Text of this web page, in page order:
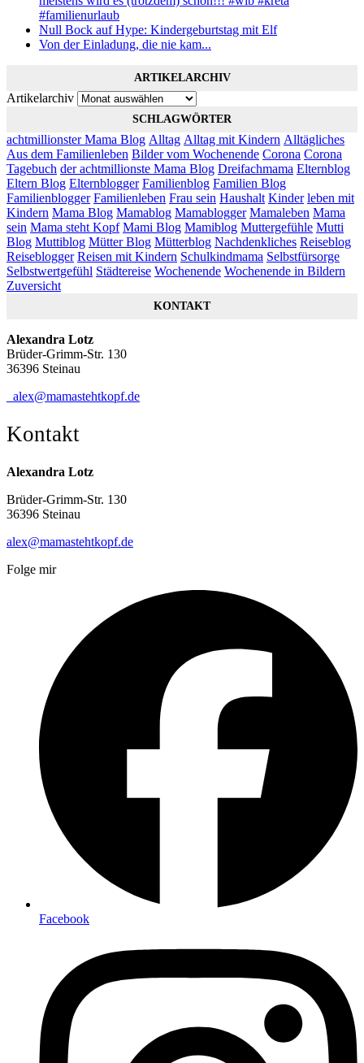
#familienurlaub
Null Bock auf Hype: Kindergeburtstag mit Elf
Von der Einladung, die nie kam...
ARTIKELARCHIV
Artikelarchiv
SCHLAGWÖRTER
achtmillionster Mama Blog Alltag Alltag mit Kindern Alltägliches
Aus dem Familienleben Bilder vom Wochenende Corona Corona
Tagebuch der achtmillionste Mama Blog Dreifachmama Elternblog
Eltern Blog Elternblogger Familienblog Familien Blog
Familienblogger Familienleben Frau sein Haushalt Kinder leben mit
Kindern Mama Blog Mamablog Mamablogger Mamaleben Mama
sein Mama steht Kopf Mami Blog Mamiblog Muttergefühle Mutti
Blog Muttiblog Mütter Blog Mütterblog Nachdenkliches Reiseblog
Reiseblogger Reisen mit Kindern Schulkindmama Selbstfürsorge
Selbstwertgefühl Städtereise Wochenende Wochenende in Bildern
Zuversicht
KONTAKT
Alexandra Lotz
Brüder-Grimm-Str. 130
36396 Steinau
alex@mamastehtkopf.de
Kontakt
Alexandra Lotz
Brüder-Grimm-Str. 130
36396 Steinau
alex@mamastehtkopf.de
Folge mir
Facebook